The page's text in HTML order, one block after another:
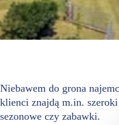
Niebawem do grona
klienci znajdą m.in.
sezonowe czy zabawki.